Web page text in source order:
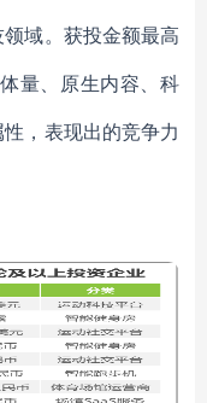
域。获投金额最高
量、原生内容、科
，表现出的竞争力